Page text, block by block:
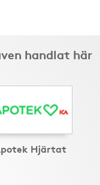
handlat här
Hjärtat